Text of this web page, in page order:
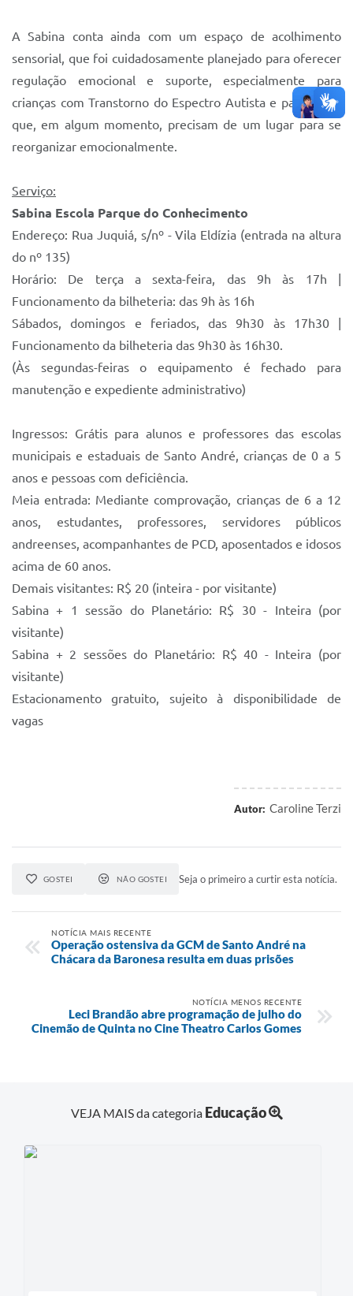
A Sabina conta ainda com um espaço de acolhimento
sensorial, que foi cuidadosamente planejado para oferecer
regulação emocional e suporte, especialmente para
crianças com Transtorno do Espectro Autista e para todos
que, em algum momento, precisam de um lugar para se
reorganizar emocionalmente.
Serviço:
Sabina Escola Parque do Conhecimento
Endereço: Rua Juquiá, s/nº - Vila Eldízia (entrada na altura
do nº 135)
Horário: De terça a sexta-feira, das 9h às 17h |
Funcionamento da bilheteria: das 9h às 16h
Sábados, domingos e feriados, das 9h30 às 17h30 |
Funcionamento da bilheteria das 9h30 às 16h30.
(Às segundas-feiras o equipamento é fechado para
manutenção e expediente administrativo)
Ingressos: Grátis para alunos e professores das escolas
municipais e estaduais de Santo André, crianças de 0 a 5
anos e pessoas com deficiência.
Meia entrada: Mediante comprovação, crianças de 6 a 12
anos, estudantes, professores, servidores públicos
andreenses, acompanhantes de PCD, aposentados e idosos
acima de 60 anos.
Demais visitantes: R$ 20 (inteira - por visitante)
Sabina + 1 sessão do Planetário: R$ 30 - Inteira (por
visitante)
Sabina + 2 sessões do Planetário: R$ 40 - Inteira (por
visitante)
Estacionamento gratuito, sujeito à disponibilidade de
vagas
Autor: Caroline Terzi
GOSTEI NÃO GOSTEI Seja o primeiro a curtir esta notícia.
NOTÍCIA MAIS RECENTE
Operação ostensiva da GCM de Santo André na
Chácara da Baronesa resulta em duas prisões
NOTÍCIA MENOS RECENTE
Leci Brandão abre programação de julho do
Cinemão de Quinta no Cine Theatro Carlos Gomes
VEJA MAIS da categoria Educação